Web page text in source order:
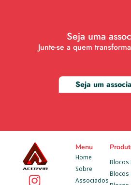
Menu
Home
Sobre
Associados
Blocos
Blocos
Seja uma
Junte-se a quem
Seja um